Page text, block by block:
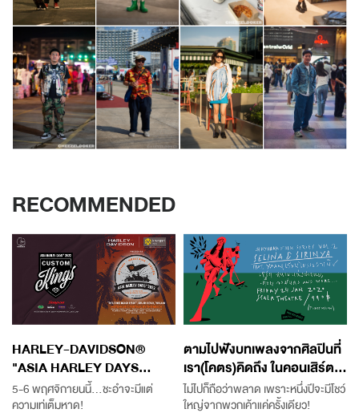
RECOMMENDED
HARLEY-DAVIDSON®
"ASIA HARLEY DAYS...
5-6 พฤศจิกายนนี้...ชะอำจะมีแต่
ความเท่เต็มหาด!
ตามไปฟังบทเพลงจากศิลปินที่
เรา(โคตร)คิดถึง ในคอนเสิร์ต...
ไม่ไปก็ถือว่าพลาด เพราะหนึ่งปีจะมีโชว์
ใหญ่จากพวกเค้าแค่ครั้งเดียว!